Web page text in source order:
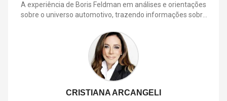
A experiência de Boris Feldman em análises e orientações
sobre o universo automotivo, trazendo informações sobre
que envolve o dia a dia dos motoristas.
CRISTIANA ARCANGELI